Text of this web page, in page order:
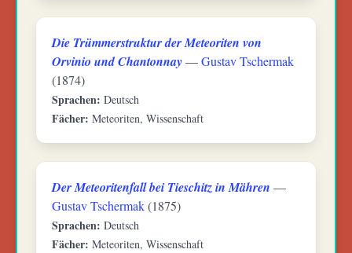
Die Trümmerstruktur der Meteoriten von
Orvinio und Chantonnay—Gustav Tschermak
(1874)
Sprachen: Deutsch
Fächer: Meteoriten, Wissenschaft
Der Meteoritenfall bei Tieschitz in Mähren —
Gustav Tschermak(1875)
Sprachen: Deutsch
Fächer: Meteoriten, Wissenschaft